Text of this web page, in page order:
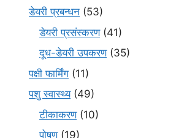
डेयरी प्रबन्धन (53)
डेयरी प्रसंस्करण(41)
दूध-डेयरी उपकरण(35)
पक्षी फार्मिंग (11)
पशु स्वास्थ्य(49)
टीकाकरण(10)
पोषण(19)